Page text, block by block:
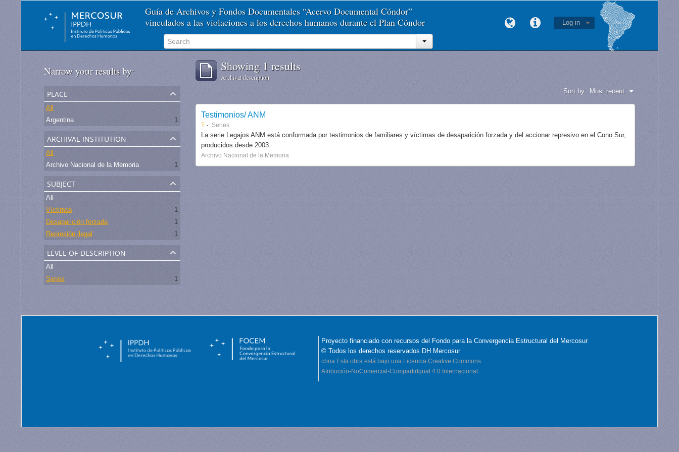
Guía de Archivos y Fondos Documentales “Acervo Documental Cóndor”
vinculados a las violaciones a los derechos humanos durante el Plan Cóndor
Log in
Narrow your results by:
place
All
Argentina
1
archival institution
All
Archivo Nacional de la Memoria
1
subject
All
Víctimas
1
Desaparición forzada
1
Represión ilegal
1
level of description
All
Series
1
Showing 1 results
Archival description
Sort by: Most recent
Testimonios/ ANM
T Series
La serie Legajos ANM está conformada por testimonios de familiares y víctimas de desaparición forzada y del accionar represivo en el Cono Sur,
producidos desde 2003.
Archivo Nacional de la Memoria
Proyecto financiado con recursos del Fondo para la Convergencia Estructural del Mercosur
© Todos los derechos reservados DH Mercosur
cbna Esta obra está bajo una Licencia Creative Commons
Atribución-NoComercial-CompartirIgual 4.0 Internacional.